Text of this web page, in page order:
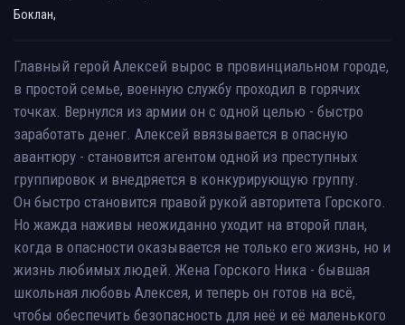
Боклан,
Главный герой Алексей вырос в провинциальном городе,
в простой семье, военную службу проходил в горячих
точках. Вернулся из армии он с одной целью - быстро
заработать денег. Алексей ввязывается в опасную
авантюру - становится агентом одной из преступных
группировок и внедряется в конкурирующую группу.
Он быстро становится правой рукой авторитета Горского.
Но жажда наживы неожиданно уходит на второй план,
когда в опасности оказывается не только его жизнь, но и
жизнь любимых людей. Жена Горского Ника - бывшая
школьная любовь Алексея, и теперь он готов на всё,
чтобы обеспечить безопасность для неё и её маленького